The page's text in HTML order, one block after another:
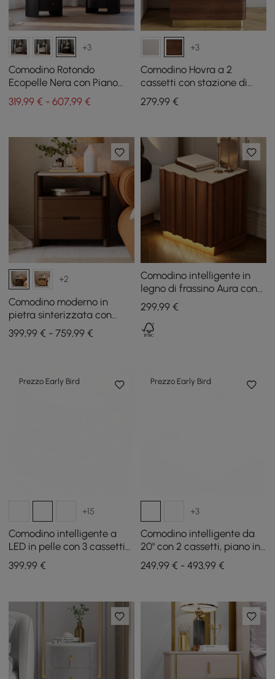
+3
Comodino Rotondo
Ecopelle Nera con Piano
Vetro e Pietra Sinterizzata,
Set da 2
319,99 € - 607,99 €
+3
Comodino Hovra a 2
cassetti con stazione di
ricarica e piano in pietra
sinterizzata travertino
279,99€
+2
Comodino moderno in
pietra sinterizzata con
cassetti e ripiano
399,99 € - 759,99 €
Comodino intelligente in
legno di frassino Aura con
stazione di ricarica e luce
299,99€
Prezzo Early Bird
+15
Comodino intelligente a
LED in pelle con 3 cassetti
Humply
399,99 €
Prezzo Early Bird
+3
Comodino intelligente da
20" con 2 cassetti, piano in
pietra sinterizzata e
stazione di ricarica
249,99 € - 493,99 €